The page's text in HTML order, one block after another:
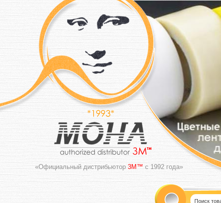
«Официальный дистрибьютор 3M™ с 1992 года»